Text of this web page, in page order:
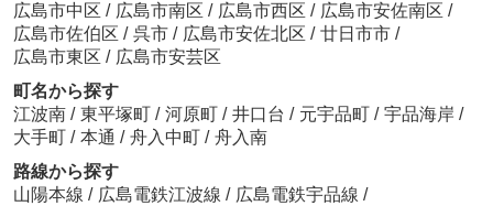
広島市中区 / 広島市南区 / 広島市西区 / 広島市安佐南区 /
広島市佐伯区 / 呉市 / 広島市安佐北区 / 廿日市市 /
広島市東区 / 広島市安芸区
町名から探す
江波南 / 東平塚町 / 河原町 / 井口台 / 元宇品町 / 宇品海岸 /
大手町 / 本通 / 舟入中町 / 舟入南
路線から探す
山陽本線 / 広島電鉄江波線 / 広島電鉄宇品線 /